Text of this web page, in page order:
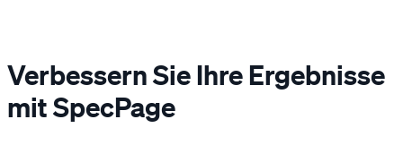
Verbessern Sie Ihre Ergebnisse
mit SpecPage